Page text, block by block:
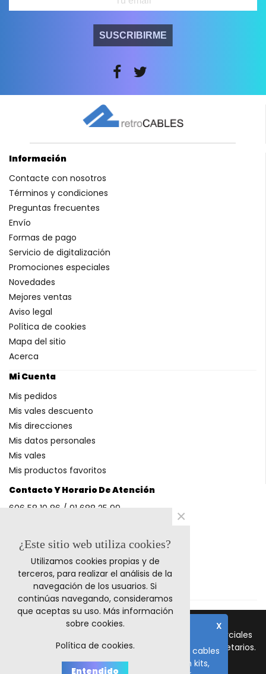
SUSCRIBIRME
Contacto Y Horario De Atención
606 58 10 86 / 91 688 25 99
Métodos De Pago
Información
Contacte con nosotros
Términos y condiciones
Preguntas frecuentes
Envío
Formas de pago
Servicio de digitalización
Promociones especiales
Novedades
Mejores ventas
Aviso legal
Política de cookies
Mapa del sitio
Acerca
Mi Cuenta
Mis pedidos
Mis vales descuento
Mis direcciones
Mis datos personales
Mis vales
Mis productos favoritos
© 2011-2024 Retrocables. Los logos y marcas comerciales
mencionadas corresponden a sus respectivos propietarios.
Todos los precios incluyen I.V.A.
X
El plazo de fabricación de todos los cables
es de 10-15 días laborables, salvo en kits,
¿Este sitio web utiliza cookies?
Utilizamos cookies propias y de
terceros, para realizar el análisis de la
navegación de los usuarios. Si
continúas navegando, consideramos
que aceptas su uso. Más información
sobre cookies.
Política de cookies.
Entendido
×